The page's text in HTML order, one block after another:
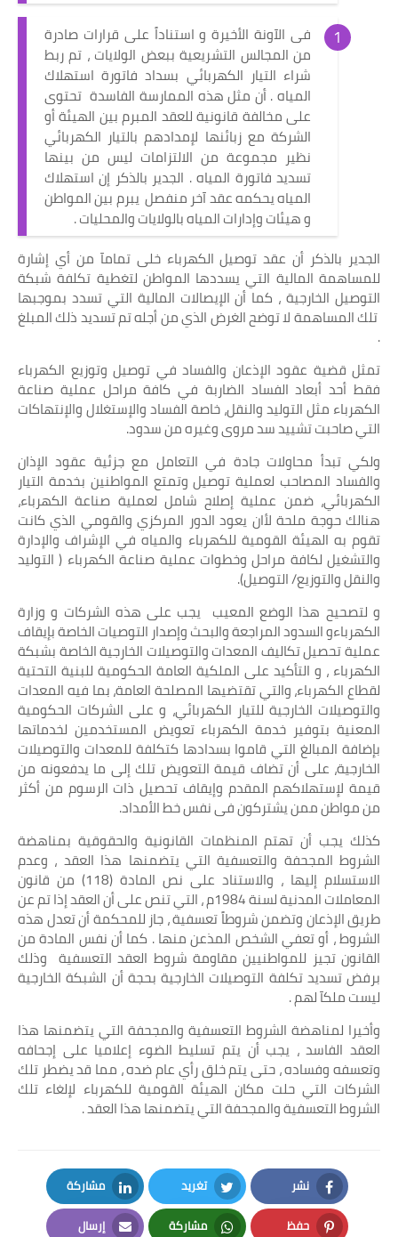
فى الآونة الأخيرة و استناداً على قرارات صادرة
من المجالس التشريعية ببعض الولايات ، تم ربط
شراء التيار الكهربائي بسداد فاتورة استهلاك
المياه . أن مثل هذه الممارسة الفاسدة تحتوى
على مخالفة قانونية للعقد المبرم بين الهيئة أو
الشركة مع زبائنها لإمدادهم بالتيار الكهربائي
نظير مجموعة من الالتزامات ليس من بينها
تسديد فاتورة المياه . الجدير بالذكر إن استهلاك
المياه يحكمه عقد آخر منفصل يبرم بين المواطن
و هيئات وإدارات المياه بالولايات والمحليات .
الجدير بالذكر أن عقد توصيل الكهرباء خلى تمامآ من أي إشارة
للمساهمة المالية التي يسددها المواطن لتغطية تكلفة شبكة
التوصيل الخارجية ، كما أن الإيصالات المالية التي تسدد بموجبها
تلك المساهمة لا توضح الغرض الذي من أجله تم تسديد ذلك المبلغ
.
تمثل قضية عقود الإذعان والفساد في توصيل وتوزيع الكهرباء
فقط أحد أبعاد الفساد الضاربة في كافة مراحل عملية صناعة
الكهرباء مثل التوليد والنقل، خاصة الفساد والإستغلال والإنتهاكات
التي صاحبت تشييد سد مروى وغيره من سدود.
ولكي تبدأ محاولات جادة في التعامل مع جزئية عقود الإذان
والفساد المصاحب لعملية توصيل وتمتع المواطنين بخدمة التيار
الكهربائي، ضمن عملية إصلاح شامل لعملية صناعة الكهرباء،
هنالك حوجة ملحة لأان يعود الدور المركزي والقومي الذي كانت
تقوم به الهيئة القومية للكهرباء والمياه في الإشراف والإدارة
والتشغيل لكافة مراحل وخطوات عملية صناعة الكهرباء ( التوليد
والنقل والتوزيع/ التوصيل).
و لتصحيح هذا الوضع المعيب يجب على هذه الشركات و وزارة
الكهرباءو السدود المراجعة والبحث وإصدار التوصيات الخاصة بإيقاف
عملية تحصيل تكاليف المعدات والتوصيلات الخارجية الخاصة بشبكة
الكهرباء ، و التأكيد على الملكية العامة الحكومية للبنية التحتية
لقطاع الكهرباء، والتي تقتضيها المصلحة العامة، بما فيه المعدات
والتوصيلات الخارجية للتيار الكهربائي، و على الشركات الحكومية
المعنية بتوفير خدمة الكهرباء تعويض المستخدمين لخدماتها
بإضافة المبالغ التي قاموا بسدادها كتكلفة للمعدات والتوصيلات
الخارجية، على أن تضاف قيمة التعويض تلك إلى ما يدفعونه من
قيمة لإستهلاكهم المقدم وإيقاف تحصيل ذات الرسوم من أكثر
من مواطن ممن يشتركون فى نفس خط الأمداد.
كذلك يجب أن تهتم المنظمات القانونية والحقوقية بمناهضة
الشروط المجحفة والتعسفية التي يتضمنها هذا العقد ، وعدم
الاستسلام إليها ، والاستناد على نص المادة (118) من قانون
المعاملات المدنية لسنة 1984م ، التي تنص على أن العقد إذا تم عن
طريق الإذعان وتضمن شروطاً تعسفية ، جاز للمحكمة أن تعدل هذه
الشروط ، أو تعفي الشخص المذعن منها . كما أن نفس المادة من
القانون تجيز للمواطنيين مقاومة شروط العقد التعسفية وذلك
برفض تسديد تكلفة التوصيلات الخارجية بحجة أن الشبكة الخارجية
ليست ملكآ لهم .
وأخيرا لمناهضة الشروط التعسفية والمجحفة التي يتضمنها هذا
العقد الفاسد ، يجب أن يتم تسليط الضوء إعلاميا على إجحافه
وتعسفه وفساده ، حتى يتم خلق رأي عام ضده ، مما قد يضطر تلك
الشركات التي حلت مكان الهيئة القومية للكهرباء لإلغاء تلك
الشروط التعسفية والمجحفة التي يتضمنها هذا العقد .
نشر
Facebook
تغريد
Twitter
مشاركة
LinkedIn
حفظ مشاركة إرسال